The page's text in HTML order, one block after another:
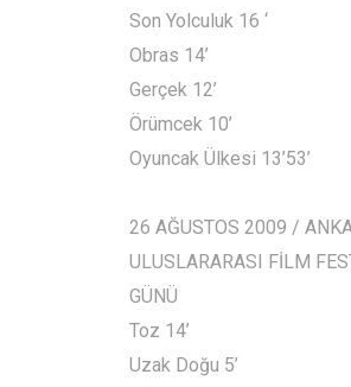
Son Yolculuk 16 ‘
Obras 14’
Gerçek 12’
Örümcek 10’
Oyuncak Ülkesi 13’53’
26 AĞUSTOS 2009 /
ULUSLARARASI FİLM
GÜNÜ
Toz 14’
Uzak Doğu 5’